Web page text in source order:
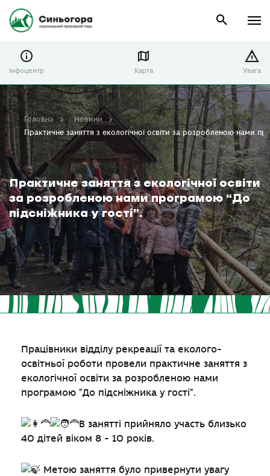
Інфоцентр Карта Увага
Практичне заняття з екологічної освіти
за розробленою нами програмою “До
підсніжника у гості”.
Головна
Новини
Практичне заняття з екологічної освіти за розробленою нами
Працівники відділу рекреації та еколого-
освітньої роботи провели практичне заняття з
екологічної освіти за розробленою нами
програмою "До підсніжника у гості".
В занятті прийняло участь близько
40 дітей віком 8 - 10 років.
Метою заняття було привернути увагу